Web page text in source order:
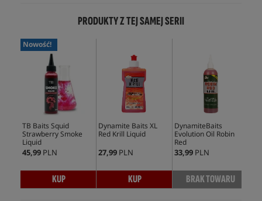
PRODUKTY Z TEJ SAMEJ SERII
Nowość!
TB Baits Squid
Strawberry Smoke
Liquid
45,99 PLN
KUP
Dynamite Baits XL
Red Krill Liquid
27,99 PLN
KUP
DynamiteBaits
Evolution Oil Robin
Red
33,99 PLN
BRAK TOWARU